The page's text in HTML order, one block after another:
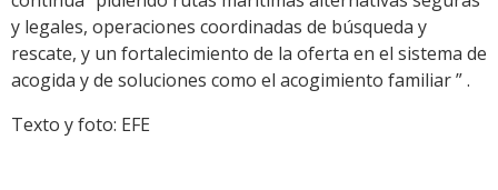
y legales, operaciones coordinadas de búsqueda y
rescate, y un fortalecimiento de la oferta en el sistema de
acogida y de soluciones como el acogimiento familiar ” .
Texto y foto: EFE